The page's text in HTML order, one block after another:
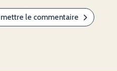
le commentaire